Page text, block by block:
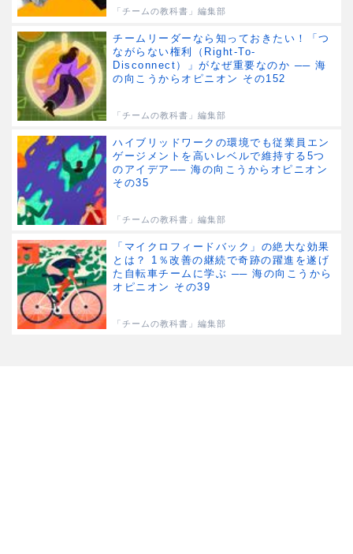
「チームの教科書」編集部
チームリーダーなら知っておきたい！「つ
ながらない権利（Right-To-
Disconnect）」がなぜ重要なのか ── 海
の向こうからオピニオン その152
「チームの教科書」編集部
ハイブリッドワークの環境でも従業員エン
ゲージメントを高いレベルで維持する5つ
のアイデア── 海の向こうからオピニオン
その35
「チームの教科書」編集部
「マイクロフィードバック」の絶大な効果
とは？ 1％改善の継続で奇跡の躍進を遂げ
た自転車チームに学ぶ ── 海の向こうから
オピニオン その39
「チームの教科書」編集部